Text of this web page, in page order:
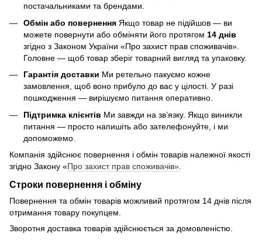
постачальниками та брендами.
Обмін або повернення Якщо товар не підійшов — ви
можете повернути або обміняти його протягом 14 днів
згідно з Законом України «Про захист прав споживачів».
Головне — щоб товар зберіг товарний вигляд та упаковку.
Гарантія доставки Ми ретельно пакуємо кожне
замовлення, щоб воно прибуло до вас у цілості. У разі
пошкодження — вирішуємо питання оперативно.
Підтримка клієнтів Ми завжди на зв’язку. Якщо виникли
питання — просто напишіть або зателефонуйте, і ми
допоможемо.
Компанія здійснює повернення і обмін товарів належної якості
згідно Закону «Про захист прав споживачів»
Строки повернення і обміну
Повернення та обмін товарів можливий протягом 14 днів після
отримання товару покупцем.
Зворотня доставка товарів здійснюється за домовленістю.